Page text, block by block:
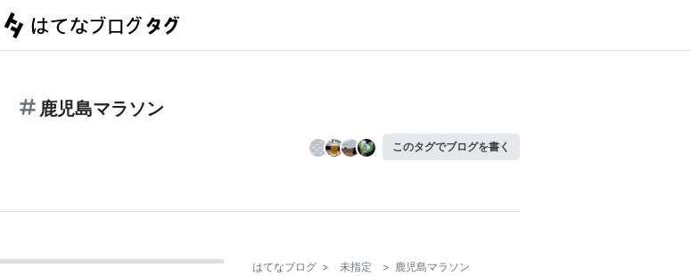
鹿児島マラソン
このタグでブログを書く
はてなブログ > 未指定 > 鹿児島マラソン